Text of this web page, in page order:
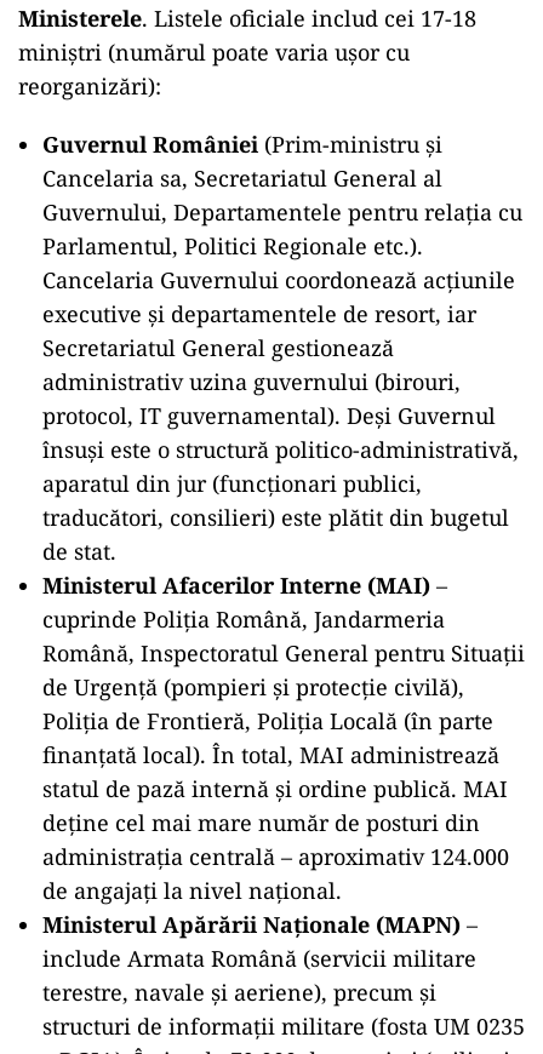
Ministerele. Listele oficiale includ cei 17-18
miniștri (numărul poate varia ușor cu
reorganizări):
Guvernul României (Prim-ministru și
Cancelaria sa, Secretariatul General al
Guvernului, Departamentele pentru relația cu
Parlamentul, Politici Regionale etc.).
Cancelaria Guvernului coordonează acţiunile
executive și departamentele de resort, iar
Secretariatul General gestionează
administrativ uzina guvernului (birouri,
protocol, IT guvernamental). Deși Guvernul
însuși este o structură politico-administrativă,
aparatul din jur (funcționari publici,
traducători, consilieri) este plătit din bugetul
de stat.
Ministerul Afacerilor Interne (MAI) –
cuprinde Poliția Română, Jandarmeria
Română, Inspectoratul General pentru Situații
de Urgență (pompieri și protecție civilă),
Poliția de Frontieră, Poliția Locală (în parte
finanțată local). În total, MAI administrează
statul de pază internă și ordine publică. MAI
deține cel mai mare număr de posturi din
administrația centrală – aproximativ 124.000
de angajați la nivel național.
Ministerul Apărării Naționale (MAPN) –
include Armata Română (servicii militare
terestre, navale și aeriene), precum și
structuri de informații militare (fosta UM 0235